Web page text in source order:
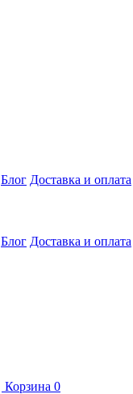
Блог Доставка и оплата
Блог Доставка и оплата
Корзина 0